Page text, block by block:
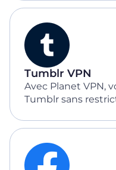
Tumblr VPN
Avec Planet VPN,
Tumblr sans